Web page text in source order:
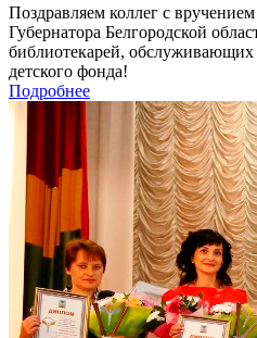
Поздравляем коллег с
Губернатора Белгородской
библиотекарей,
детского фонда!
Подробнее